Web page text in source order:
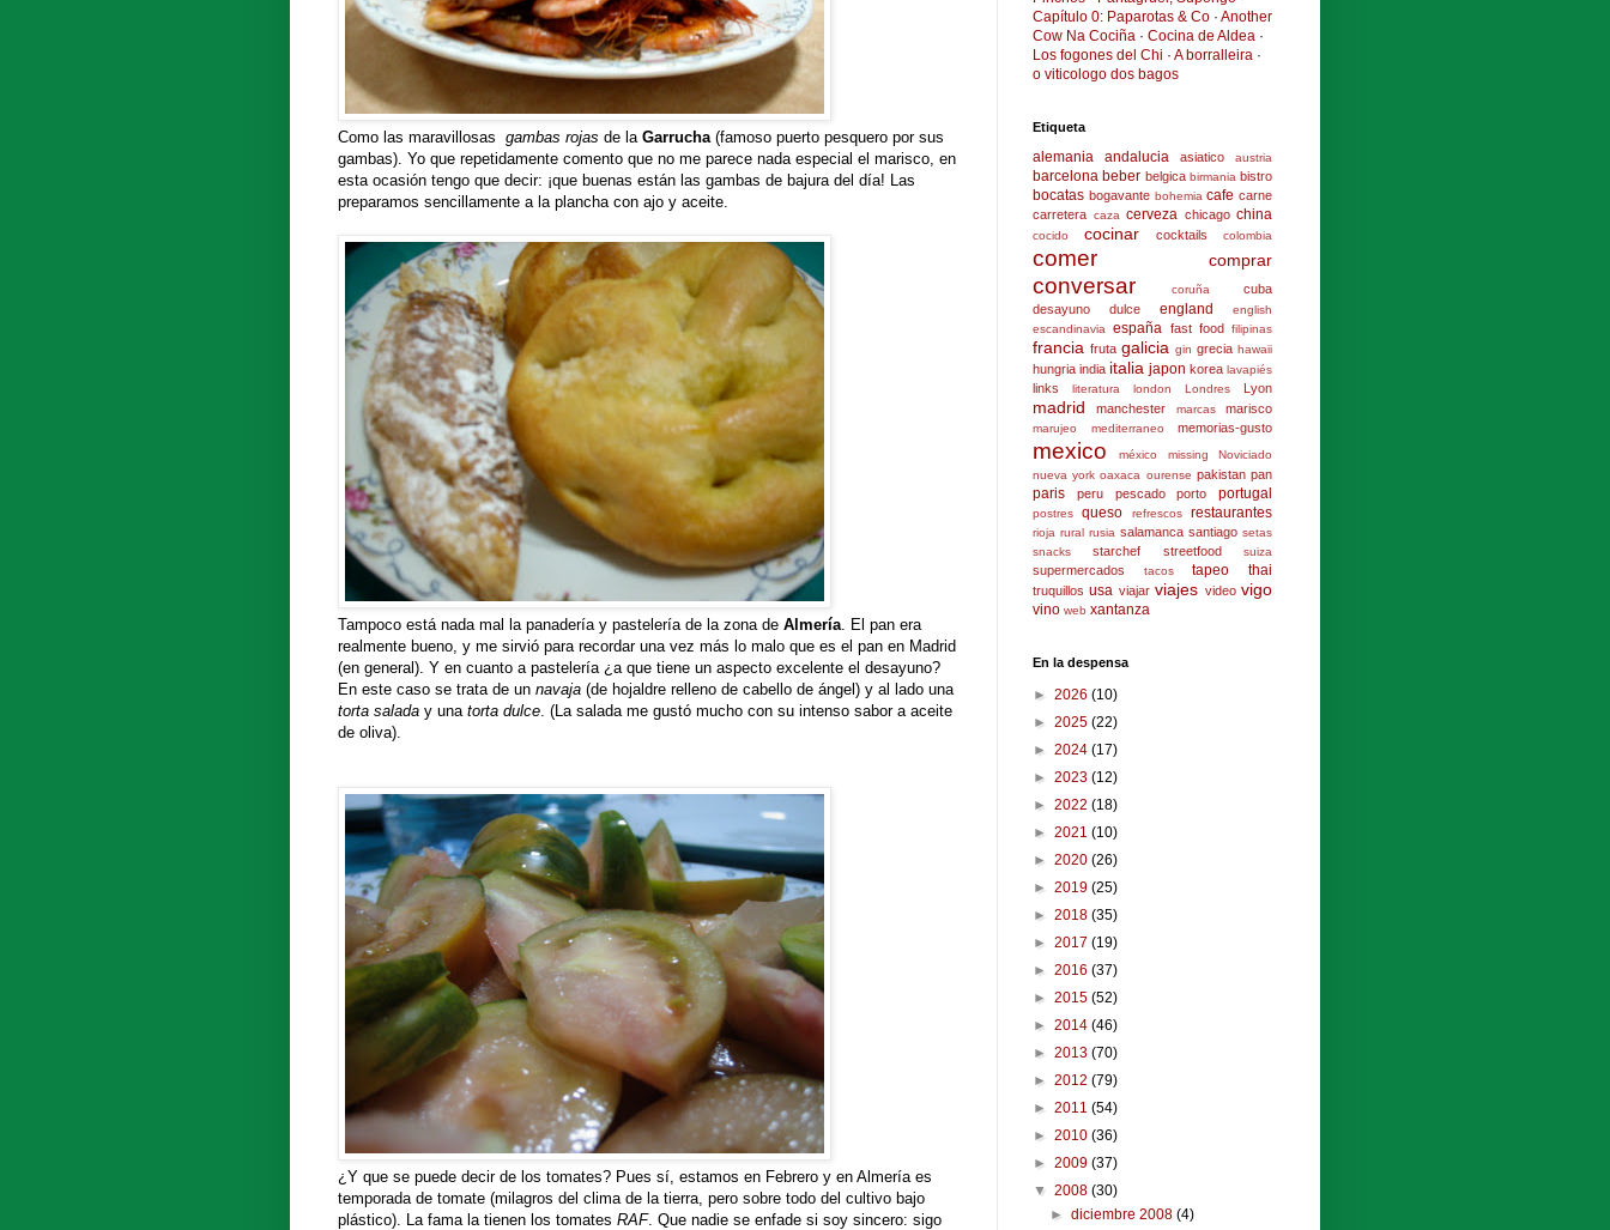
Como las maravillosas gambas rojas de la Garrucha (famoso puerto pesquero por sus
gambas). Yo que repetidamente comento que no me parece nada especial el marisco, en
esta ocasión tengo que decir: ¡que buenas están las gambas de bajura del día! Las
preparamos sencillamente a la plancha con ajo y aceite.
Tampoco está nada mal la panadería y pastelería de la zona de Almería . El pan era
realmente bueno, y me sirvió para recordar una vez más lo malo que es el pan en Madrid
(en general). Y en cuanto a pastelería ¿a que tiene un aspecto excelente el desayuno?
En este caso se trata de un navaja (de hojaldre relleno de cabello de ángel) y al lado una
torta salada y una torta dulce . (La salada me gustó mucho con su intenso sabor a aceite
de oliva).
¿Y que se puede decir de los tomates? Pues sí, estamos en Febrero y en Almería es
temporada de tomate (milagros del clima de la tierra, pero sobre todo del cultivo bajo
plástico). La fama la tienen los tomates RAF. Que nadie se enfade si soy sincero: sigo
Capítulo 0: Paparotas & Co · Another
Cow Na Cociña · Cocina de Aldea ·
Los fogones del Chi · A borralleira ·
o viticologo dos bagos
Etiqueta
alemania andalucia asiatico austria
barcelona beber belgica birmania bistro
bocatas bogavante bohemia cafe carne
carretera caza cerveza chicago china
cocido cocinar cocktails colombia
comer comprar
conversar coruña
cuba
desayuno
dulce england
english
escandinavia
españa fast food filipinas
francia fruta galicia gin grecia hawaii
hungria india italia japon korea lavapiés
links literatura london Londres Lyon
madrid manchester marcas marisco
marujeo mediterraneo memorias-gusto
mexico méxico missing
Noviciado
nueva york oaxaca ourense pakistan pan
paris peru pescado porto portugal
postres queso refrescos restaurantes
rioja rural rusia salamanca santiago setas
snacks
starchef streetfood suiza
supermercados tacos tapeo thai
truquillos usa viajar viajes video vigo
vino web xantanza
En la despensa
► 2026 (10)
► 2025 (22)
► 2024 (17)
► 2023 (12)
► 2022 (18)
► 2021 (10)
► 2020 (26)
► 2019 (25)
► 2018 (35)
► 2017 (19)
► 2016 (37)
► 2015 (52)
► 2014 (46)
► 2013 (70)
► 2012 (79)
► 2011 (54)
► 2010 (36)
► 2009 (37)
▼ 2008 (30)
►diciembre 2008(4)